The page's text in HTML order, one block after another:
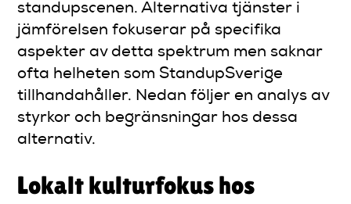
standupscenen. Alternativa tjänster i
jämförelsen fokuserar på specifika
aspekter av detta spektrum men saknar
ofta helheten som StandupSverige
tillhandahåller. Nedan följer en analys av
styrkor och begränsningar hos dessa
alternativ.
Lokalt kulturfokus hos